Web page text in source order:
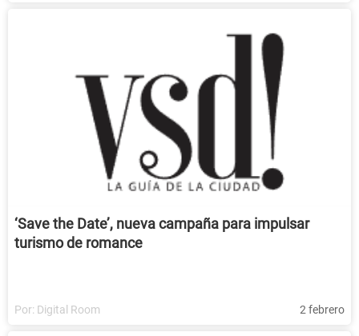
‘Save the Date’, nueva campaña para impulsar
turismo de romance
Por: Digital Room 2 febrero